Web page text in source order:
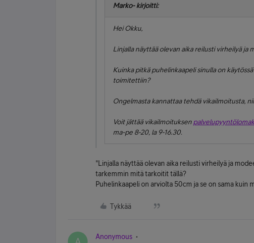
Marko- kirjoitti:
Hei Okku,
Linjalla näyttää olevan aika reilusti virheilyä
Kuinka pitkä puhelinkaapeli sinulla on
toimitettiin?
Ongelmasta kannattaa tehdä vikailmoitusta,
Voit jättää vikailmoituksen
ma-pe 8-20, la 9-16.30.
"Linjalla näyttää olevan aika reilusti virheilyä ja
tarkemmin mitä tarkoitit tällä?
Puhelinkaapeli on arviolta 50cm ja se on sama kuin
Tykkää
Anonymous